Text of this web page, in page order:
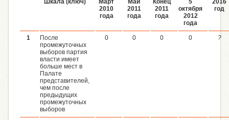
Шкала (ключ)
Март
2010
года
Май
2011
года
Конец
2011
года
5
октября
2012
года
2016
год
1
После
промежуточных
выборов партия
власти имеет
больше мест в
Палате
представителей,
чем после
предыдущих
промежуточных
выборов
0 0 0 0 ?